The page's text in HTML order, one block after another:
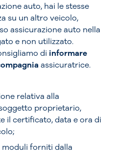
auto, hai le stesse
su un altro veicolo,
assicurazione auto nella
e non utilizzato.
di informare
assicuratrice.
relativa alla
proprietario,
il certificato, data e ora di
forniti dalla